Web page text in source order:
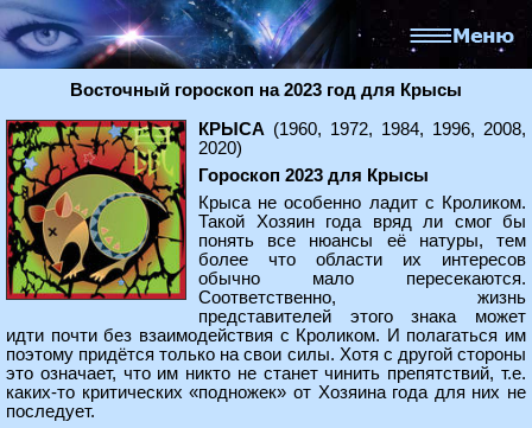
Восточный гороскоп на 2023 год для Крысы
КРЫСА (1960, 1972, 1984, 1996, 2008,
2020)
Гороскоп 2023 для Крысы
Крыса не особенно ладит с Кроликом.
Такой Хозяин года вряд ли смог бы
понять все нюансы её натуры, тем
более что области их интересов
обычно мало пересекаются.
Соответственно, жизнь
представителей этого знака может
идти почти без взаимодействия с Кроликом. И полагаться им
поэтому придётся только на свои силы. Хотя с другой стороны
это означает, что им никто не станет чинить препятствий, т.е.
каких-то критических «подножек» от Хозяина года для них не
последует.